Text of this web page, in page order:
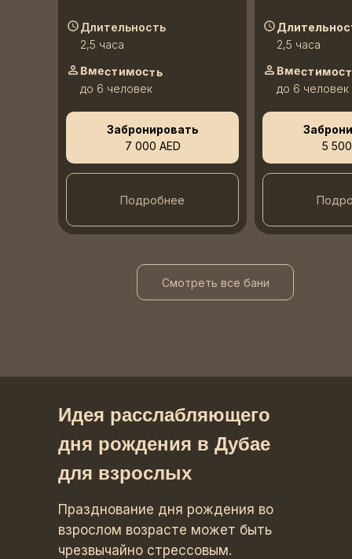
5
2,5 часа
до 6 человек
Подробнее
Забронировать
7 000 AED
2,5 часа
Длительность
до 6 человек
Вместимость
Смотреть все бани
Идея расслабляющего
дня рождения в Дубае
для взрослых
Празднование дня рождения во
взрослом возрасте может быть
чрезвычайно стрессовым.